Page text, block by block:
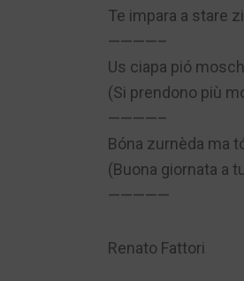
Te impara a stare
————–
Us ciapa pió
(Si prendono più
————–
Bóna zurnèda ma
(Buona giornata a
—————
Renato Fattori